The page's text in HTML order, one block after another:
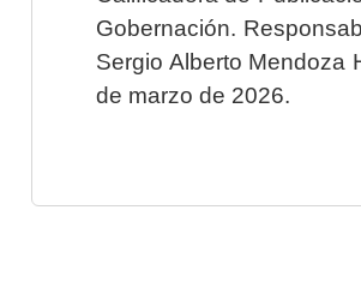
Gobernación.
Sergio Alberto Mendoza
de marzo de 2026.